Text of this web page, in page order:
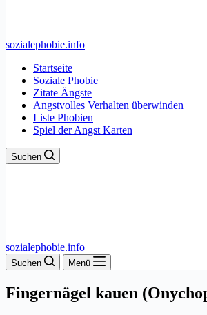
sozialephobie.info
Startseite
Soziale Phobie
Zitate Ängste
Angstvolles Verhalten überwinden
Liste Phobien
Spiel der Angst Karten
Suchen
sozialephobie.info
Suchen Menü
Fingernägel kauen